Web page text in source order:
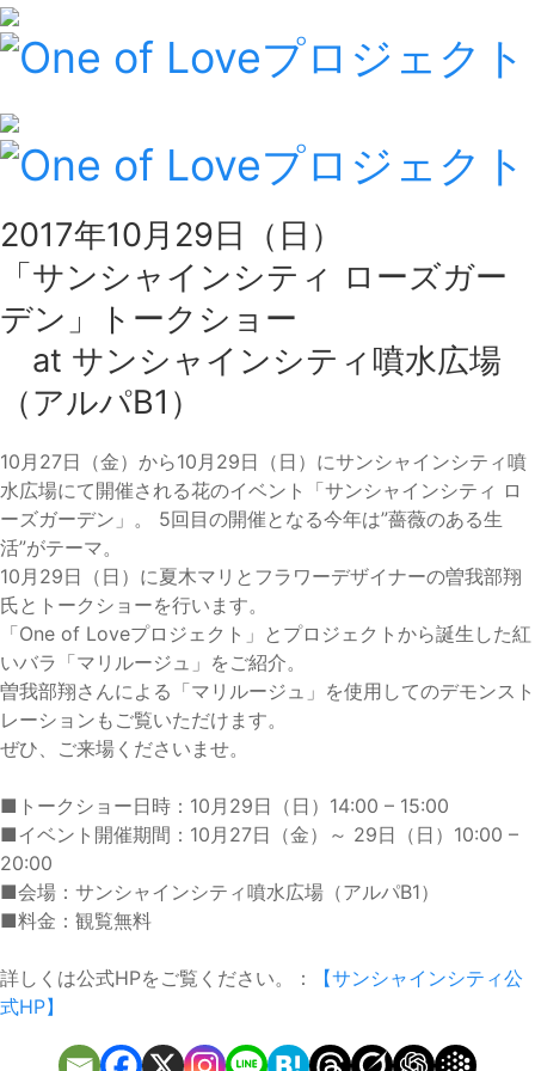
2017年10月29日（日）
「サンシャインシティ ローズガー
デン」トークショー
at サンシャインシティ噴水広場
（アルパB1）
10月27日（金）から10月29日（日）にサンシャインシティ噴
水広場にて開催される花のイベント「サンシャインシティ ロ
ーズガーデン」。 5回目の開催となる今年は”薔薇のある生
活”がテーマ。
10月29日（日）に夏木マリとフラワーデザイナーの曽我部翔
氏とトークショーを行います。
「One of Loveプロジェクト」とプロジェクトから誕生した紅
いバラ「マリルージュ」をご紹介。
曽我部翔さんによる「マリルージュ」を使用してのデモンスト
レーションもご覧いただけます。
ぜひ、ご来場くださいませ。
■トークショー日時：10月29日（日）14:00 – 15:00
■イベント開催期間：10月27日（金）～ 29日（日）10:00 –
20:00
■会場：サンシャインシティ噴水広場（アルパB1）
■料金：観覧無料
詳しくは公式HPをご覧ください。：
【サンシャインシティ公
式HP】